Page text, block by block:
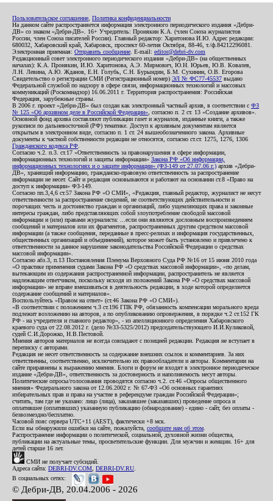
Пользовательское соглашение Политика конфиденциальности
На данном сайте распространяется информация электронного периодического издания «Дебри-
ДВ» со знаком «Дебри-ДВ». 16+ Учредитель: Пронякин К.А. (член Союза журналистов
России, член Союза писателей России). Главный редактор: Харитонова И.Ю. Адрес редакции:
680032, Хабаровский край, Хабаровск, проспект 60-летия Октября, 88-46, т./ф.84212296081.
Электронная приемная: Отправить сообщение . E-mail: editor@debri-dv.com
Редакционный совет электронного периодического издания «Дебри-ДВ» (на общественных
началах): К.А. Пронякин, И.Ю. Харитонова, А.Э. Мирмович, Ю.Н. Юрьев, Ю.В. Ковалев,
Л.Н. Левина, А.Ю. Жданов, Е.Н. Голубь, С.Н. Бурындин, Б.М. Сухинин, О.В. Егорова
Свидетельство о регистрации СМИ (Регистрационный номер) ЭЛ № ФС77-45537 выдано
Федеральной службой по надзору в сфере связи, информационных технологий и массовых
коммуникаций (Роскомнадзор) 16.06.2011 г. Территория распространения: Российская
Федерация, зарубежные страны.
В 2006 г. проект «Дебри-ДВ» был создан как электронный частный архив, в соответствии с ФЗ
№ 125 «Об архивном деле в Российской Федерации» , согласно п. 2 ст. 13 «Создание архивов».
Основной фонд архива составляют публикации газет и журналов, изданные книги, а также
рукописи по дальневосточной (РФ) тематике. Доступ к архивным документам является
открытым в электронном виде, согласно п. 1 ст. 24 вышеобозначенного закона. Архивные
документы к частной собственности редакции не относятся, согласно ст.ст. 1275, 1276, 1306
Гражданского кодекса РФ
Согласно ч.2. п.3. ст.17 «Ответственность за правонарушения в сфере информации,
информационных технологий и защиты информации» Закона РФ «Об информации,
информационных технологиях и о защите информации» (ФЗ-149 от 27.07.06 г.) архив «Дебри-
ДВ», хранящий информацию, гражданско-правовую ответственность за распространение
информации не несет. Сайт и редакция основываются и работают на основании ст.8 «Право на
доступ к информации» ФЗ-149.
Согласно пп.3,4,6 ст.57 Закона РФ «О СМИ», «Редакция, главный редактор, журналист не несут
ответственности за распространение сведений, не соответствующих действительности и
порочащих честь и достоинство граждан и организаций, либо ущемляющих права и законные
интересы граждан, либо представляющих собой злоупотребление свободой массовой
информации и (или) правами журналиста: ...если они являются дословным воспроизведением
сообщений и материалов или их фрагментов, распространенных другим средством массовой
информации (а также сообщения, переданные в пресс-релизах и информация государственных,
общественных организаций и объединений), которое может быть установлено и привлечено к
ответственности за данное нарушение законодательства Российской Федерации о средствах
массовой информации».
Согласно абз.3, п.13 Постановления Пленума Верховного Суда РФ №16 от 15 июня 2010 года
«О практике применения судами Закона РФ «О средствах массовой информации», «по делам,
вытекающим из содержания распространенной информации, распространитель не является
надлежащим ответчиком, поскольку исходя из положений Закона РФ «О средствах массовой
информации» не вправе вмешиваться в деятельность редакции, в ходе которой определяется
содержание сообщений и материалов».
Воспользуйтесь «Правом на ответ» (ст.46 Закона РФ «О СМИ»).
«В соответствии с положением ч.3 ст.196 ГПК РФ, обязанность компенсации морального вреда
подлежит возложению на авторов, а по опубликованию опровержения, в порядке ч.2 ст.152 ГК
РФ - на учредителя и главного редактор», - из апелляционного определения Хабаровского
краевого суда от 22.08.2012 г. (дело №33-5325/2012) председательствующего И.И.Куликовой,
судей С.И.Дорожко, Н.В.Пестовой.
Мнения авторов материалов не всегда совпадают с позицией редакции. Редакция не вступает в
переписку с авторами.
Редакция не несет ответственность за содержание внешних ссылок и комментариев. За них
ответственны, соответственно, исключительно их правообладатели и авторы. Комментарии на
сайте приравнены к выражению мнения. Блоги и форум не входят в электронное периодическое
издание «Дебри-ДВ», ответственность за достоверность и наполняемость несут авторы.
Политические опросы/голосования проводятся согласно ч.2. ст.46 «Опросы общественного
мнения» Федерального закона от 12.06.2002 г. № 67-ФЗ «Об основных гарантиях
избирательных прав и права на участие в референдуме граждан Российской Федерации»;
считать, там где не указано: лицо (лица), заказавшее (заказавших) проведение опроса и
оплатившее (оплативших) указанную публикацию (обнародование) - едино - сайт, без оплаты -
безвозмездно/бесплатно.
Часовой пояс сервера UTC+11 (AEST), фактически +8 мск.
Если вы обнаружили ошибки на сайте, пожалуйста, сообщите нам об этом
Распространение информации о политической, социальной, духовной жизни общества,
публикации на актуальные темы, просветительские функции. Для мужчин и женщин. 16+ для
детей старше 16 лет.
СМИ не получает субсидий.
Адреса сайта: DEBRI-DV.COM DEBRI-DV.RU
В социальных сетях:
© Дебри-ДВ, 20.04.2006 - 2026